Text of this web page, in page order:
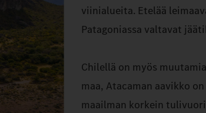
viinialueita. Etelää
Patagoniassa valtavat
Chilellä on myös
maa, Atacaman aavikko
maailman korkein